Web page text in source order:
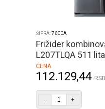
ŠIFRA:7600A
Frižider
L207TLQA 511
CENA
112.129,44 RSD
- +